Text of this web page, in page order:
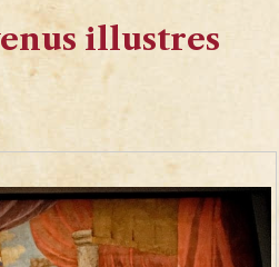
illustres